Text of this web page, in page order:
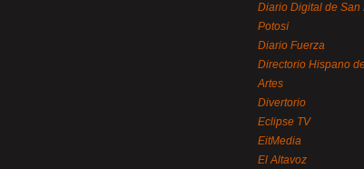
Diario Digital de San
Potosí
Diario Fuerza
Directorio Hispano
Artes
Divertorio
Eclipse TV
EitMedia
El Altavoz